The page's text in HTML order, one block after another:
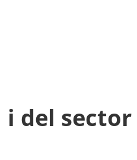
del sector